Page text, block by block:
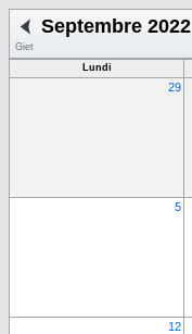
Septembre 2022
Giet
Lundi
29
5
12